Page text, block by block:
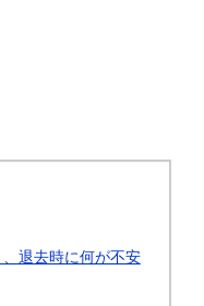
退去時に何が不安